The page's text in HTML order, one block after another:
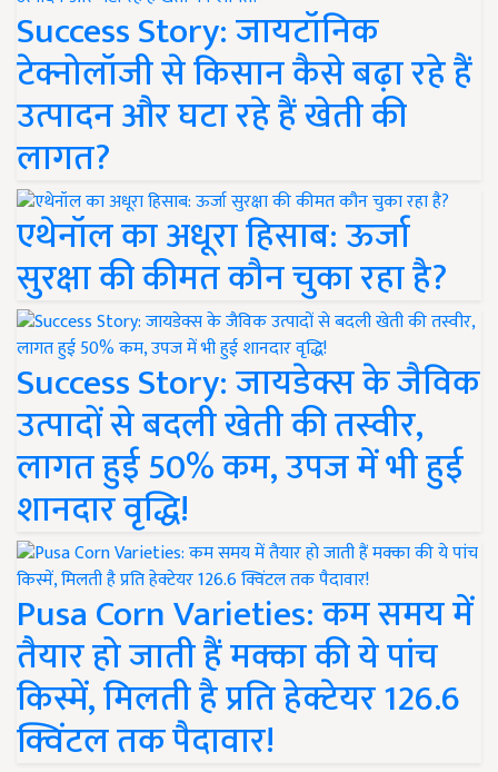
Success Story: जायटॉनिक
टेक्नोलॉजी से किसान कैसे बढ़ा रहे हैं
उत्पादन और घटा रहे हैं खेती की
लागत?
एथेनॉल का अधूरा हिसाब: ऊर्जा
सुरक्षा की कीमत कौन चुका रहा है?
Success Story: जायडेक्स के जैविक
उत्पादों से बदली खेती की तस्वीर,
लागत हुई 50% कम, उपज में भी हुई
शानदार वृद्धि!
Pusa Corn Varieties: कम समय में
तैयार हो जाती हैं मक्का की ये पांच
किस्में, मिलती है प्रति हेक्टेयर 126.6
क्विंटल तक पैदावार!